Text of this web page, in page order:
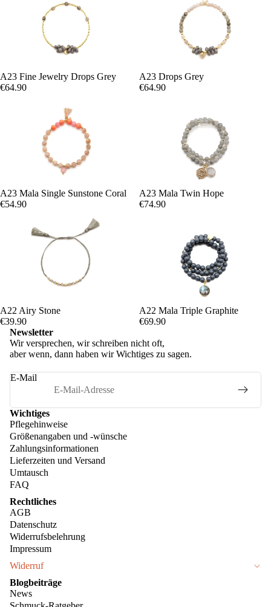
A23 Fine Jewelry Drops Grey
€64.90
A23 Drops Grey
€64.90
A23 Mala Single Sunstone Coral
€54.90
A23 Mala Twin Hope
€74.90
A22 Airy Stone
€39.90
A22 Mala Triple Graphite
€69.90
Newsletter
Wir versprechen, wir schreiben nicht oft,
aber wenn, dann haben wir Wichtiges zu sagen.
E-Mail
Wichtiges
Pflegehinweise
Größenangaben und -wünsche
Zahlungsinformationen
Lieferzeiten und Versand
Umtausch
FAQ
Rechtliches
AGB
Datenschutz
Widerrufsbelehrung
Impressum
Widerruf
Blogbeiträge
News